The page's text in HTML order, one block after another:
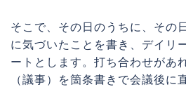
そこで、その日のうちに、その
に気づいたことを書き、デイリ
ートとします。打ち合わせがあ
（議事）を箇条書きで会議後に